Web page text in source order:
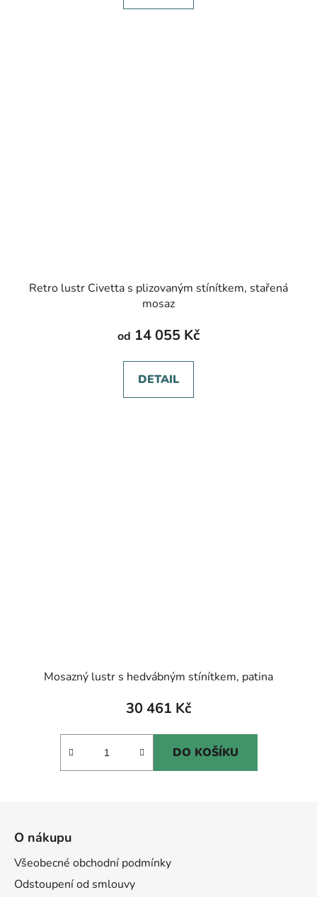
Retro lustr Civetta s plizovaným stínítkem, stařená
mosaz
od 14 055 Kč
DETAIL
Mosazný lustr s hedvábným stínítkem, patina
30 461 Kč
DO KOŠÍKU
O nákupu
Všeobecné obchodní podmínky
Odstoupení od smlouvy